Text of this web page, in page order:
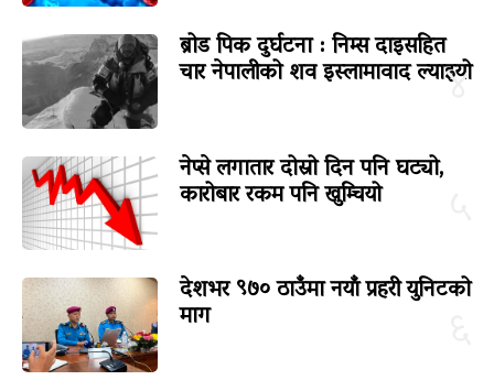
४
ब्रोड पिक दुर्घटना : निम्स दाइसहित
चार नेपालीको शव इस्लामावाद ल्याइयो
नेप्से लगातार दोस्रो दिन पनि घट्यो,
कारोबार रकम पनि खुम्चियो
देशभर ९७० ठाउँमा नयाँ प्रहरी युनिटको
माग